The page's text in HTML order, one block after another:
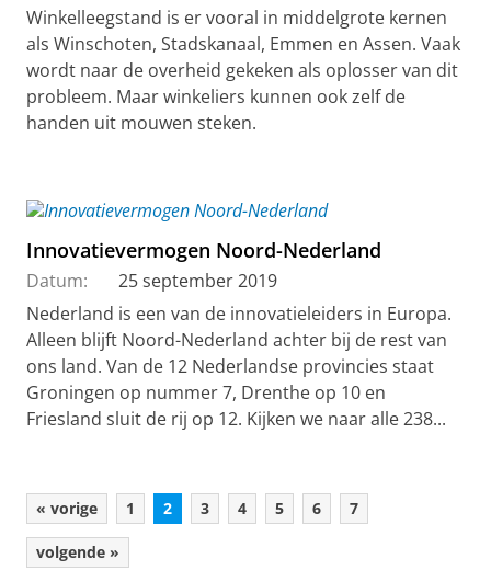
Winkelleegstand is er vooral in middelgrote kernen
als Winschoten, Stadskanaal, Emmen en Assen. Vaak
wordt naar de overheid gekeken als oplosser van dit
probleem. Maar winkeliers kunnen ook zelf de
handen uit mouwen steken.
Innovatievermogen Noord-Nederland
Datum:
25 september 2019
Nederland is een van de innovatieleiders in Europa.
Alleen blijft Noord-Nederland achter bij de rest van
ons land. Van de 12 Nederlandse provincies staat
Groningen op nummer 7, Drenthe op 10 en
Friesland sluit de rij op 12. Kijken we naar alle 238...
« vorige 1 2 3 4 5 6 7
volgende »